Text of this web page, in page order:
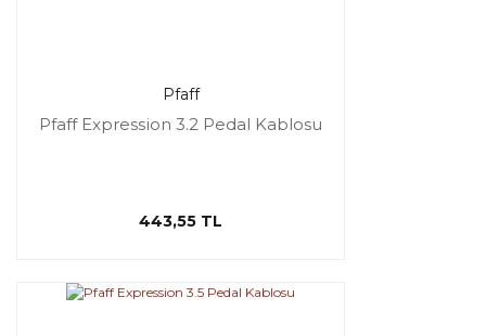
Pfaff
Pfaff Expression 3.2 Pedal Kablosu
443,55 TL